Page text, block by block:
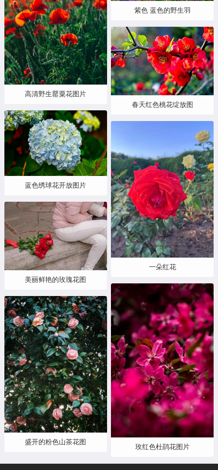
高清野生罂粟花图片
蓝色绣球花开放图片
美丽鲜艳的玫瑰花图
盛开的粉色山茶花图
紫色 蓝色的野生羽
春天红色桃花绽放图
一朵红花
玫红色杜鹃花图片